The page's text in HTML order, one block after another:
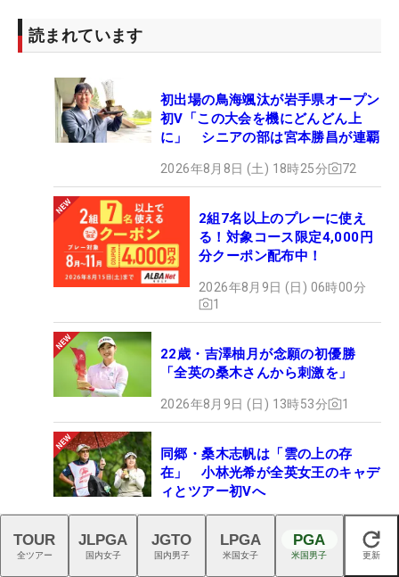
読まれています
初出場の鳥海颯汰が岩手県オープン
初V「この大会を機にどんどん上
に」 シニアの部は宮本勝昌が連覇
2026年8月8日 (土) 18時25分 72
2組7名以上のプレーに使え
る！対象コース限定4,000円
分クーポン配布中！
2026年8月9日 (日) 06時00分
1
22歳・吉澤柚月が念願の初優勝
「全英の桑木さんから刺激を」
2026年8月9日 (日) 13時53分 1
同郷・桑木志帆は「雲の上の存
在」 小林光希が全英女王のキャデ
ィとツアー初Vへ
「61」マークのホスラーは勝てば
閉じる
TOUR
全ツアー
JLPGA
国内女子
JGTO
国内男子
LPGA
米国女子
PGA
米国男子 更新